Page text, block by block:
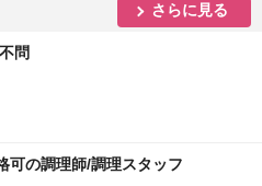
さらに見る
問
可の調理師/調理スタッフ